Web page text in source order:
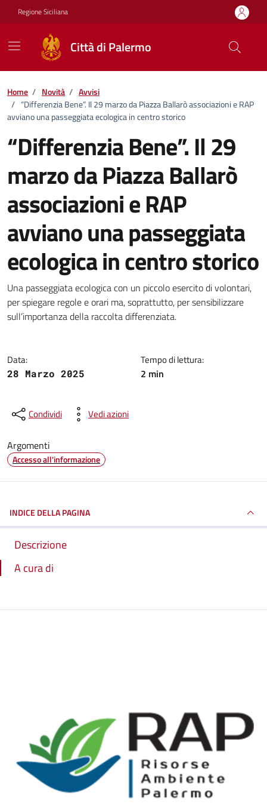
Vai ai contenuti
Vai al footer
Regione Siciliana
Città di Palermo
Home / Novità / Avvisi
/ “Differenzia Bene”. Il 29 marzo da Piazza Ballarò associazioni e RAP
avviano una passeggiata ecologica in centro storico
“Differenzia Bene”. Il 29
marzo da Piazza Ballarò
associazioni e RAP
avviano una passeggiata
ecologica in centro storico
Dettagli della notizia
Una passeggiata ecologica con un piccolo esercito di volontari,
per spiegare regole e orari ma, soprattutto, per sensibilizzare
sull’importanza della raccolta differenziata.
Data:
28 Marzo 2025
Tempo di lettura:
2 min
Condividi Vedi azioni
Argomenti
Accesso all'informazione
INDICE DELLA PAGINA
Descrizione
A cura di